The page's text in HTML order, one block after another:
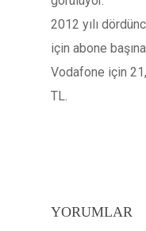
2012 yılı
için abone
Vodafone için
TL.
YORUMLAR